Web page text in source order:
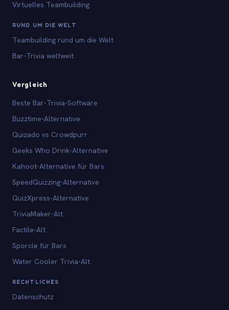
Virtuelles Teambuilding
RUND UM DIE WELT
Teambuilding rund um die Welt
Bar-Trivia weltweit
Vergleich
Beste Bar-Trivia-Software
Buzztime-Alternative
Quizado vs Crowdpurr
Geeks Who Drink-Alternative
Kahoot-Alternative für Bars
SpeedQuizzing-Alternative
QuizXpress-Alternative
TriviaMaker-Alt.
Factile-Alt.
Sporcle für Bars
Water Cooler Trivia-Alt.
RECHTLICHES
Datenschutz